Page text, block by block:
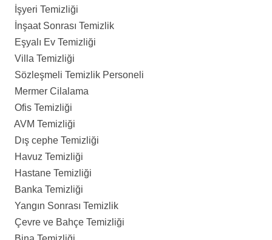
İşyeri Temizliği
İnşaat Sonrası Temizlik
Eşyalı Ev Temizliği
Villa Temizliği
Sözleşmeli Temizlik Personeli
Mermer Cilalama
Ofis Temizliği
AVM Temizliği
Dış cephe Temizliği
Havuz Temizliği
Hastane Temizliği
Banka Temizliği
Yangın Sonrası Temizlik
Çevre ve Bahçe Temizliği